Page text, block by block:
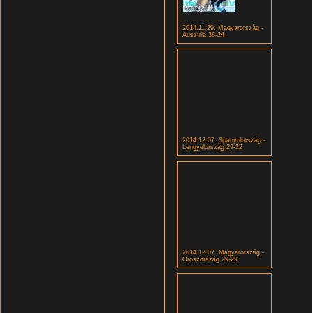
2014.11.29. Magyarország -
Ausztria 38-24
2014.12.07. Spanyolország -
Lengyelország 29-22
2014.12.07. Magyarország -
Oroszország 29-29